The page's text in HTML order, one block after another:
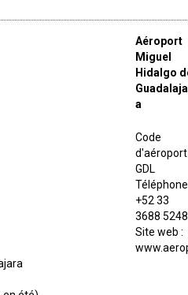
Aéroport
Miguel
Hidalgo
a
Code
d'aéroport
GDL
+52 33
3688 5248
Site web :